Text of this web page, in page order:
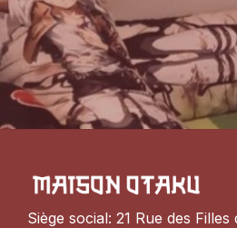
Siège social: 21 Rue des